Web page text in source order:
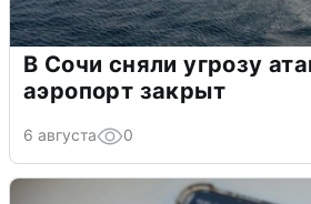
В Сочи сняли угрозу
аэропорт закрыт
6 августа 0